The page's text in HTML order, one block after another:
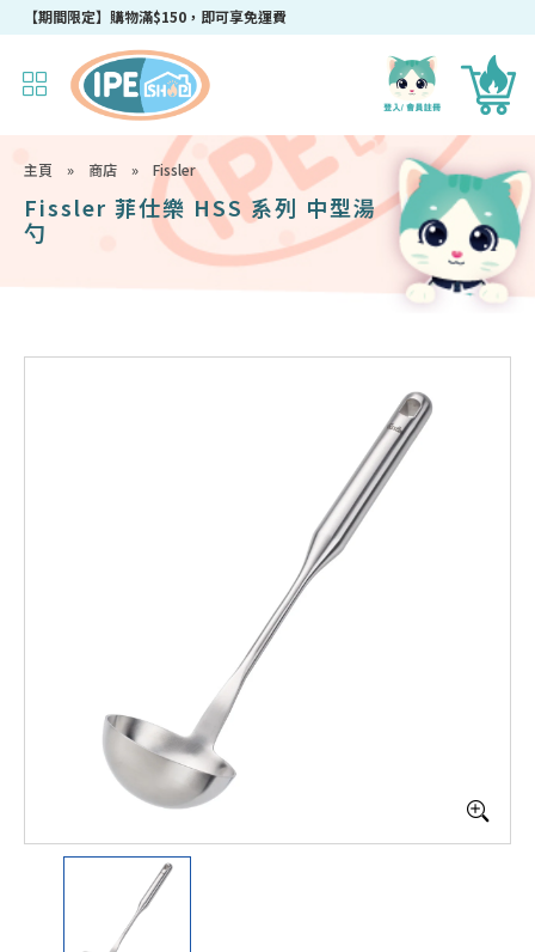
【期間限定】購物滿$150，即可享免運費
主頁 » 商店 » Fissler
Fissler 菲仕樂 HSS 系列 中型湯
勺